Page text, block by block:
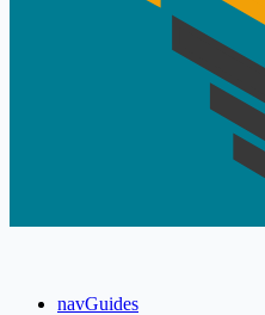
navGuides